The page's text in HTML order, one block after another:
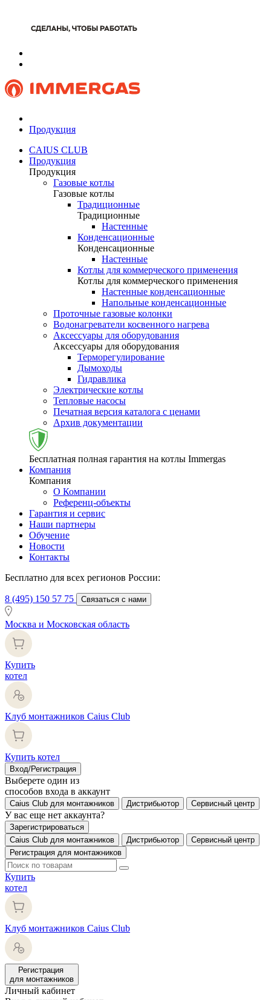
Продукция
CAIUS CLUB
Продукция
Продукция
Газовые котлы
Газовые котлы
Традиционные
Традиционные
Настенные
Конденсационные
Конденсационные
Настенные
Котлы для коммерческого применения
Котлы для коммерческого применения
Настенные конденсационные
Напольные конденсационные
Проточные газовые колонки
Водонагреватели косвенного нагрева
Аксессуары для оборудования
Аксессуары для оборудования
Терморегулирование
Дымоходы
Гидравлика
Электрические котлы
Тепловые насосы
Печатная версия каталога с ценами
Архив документации
Бесплатная полная гарантия на котлы Immergas
Компания
Компания
О Компании
Референц-объекты
Гарантия и сервис
Наши партнеры
Обучение
Новости
Контакты
Бесплатно для всех регионов России:
8 (495) 150 57 75 Связаться с нами
Москва и Московская область
Купить
котел
Клуб монтажников Caius Club
Купить котел
Вход/Регистрация
Выберете один из
способов входа в аккаунт
Caius Club для монтажников Дистрибьютор Сервисный центр
У вас еще нет аккаунта?
Зарегистрироваться
Caius Club для монтажников
Дистрибьютор
Сервисный центр
Регистрация для монтажников
Купить
котел
Клуб монтажников Caius Club
Регистрация
для монтажников
Личный кабинет